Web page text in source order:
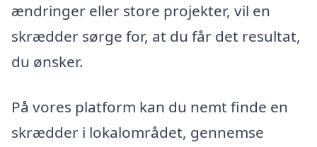
ændringer eller store projekter, vil en
skrædder sørge for, at du får det resultat,
du ønsker.
På vores platform kan du nemt finde en
skrædder i lokalområdet, gennemse